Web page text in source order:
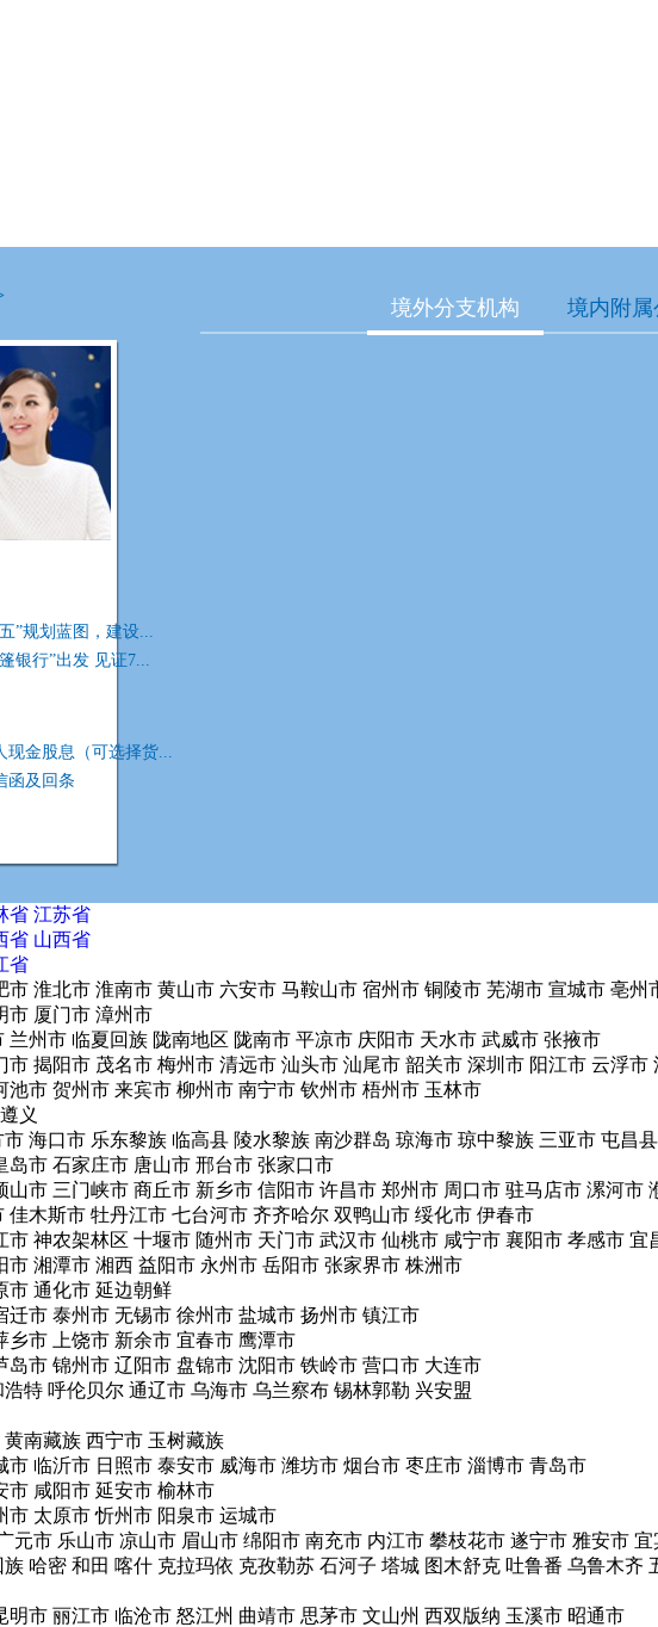
境外分支机构 境内附属
”规划蓝图，建设...
银行”出发 见证7...
现金股息（可选择货...
函及回条
京市分行 重庆市分行
西区分行 贵州省分行
北省分行黑龙江省分行
江苏省分行
门市分行新疆区分行
省 江苏省
省 山西省
省
市 淮北市 淮南市 黄山市 六安市 马鞍山市 宿州市 铜陵市 芜湖市 宣城市 亳州
市 厦门市 漳州市
兰州市 临夏回族 陇南地区 陇南市 平凉市 庆阳市 天水市 武威市 张掖市
市 揭阳市 茂名市 梅州市 清远市 汕头市 汕尾市 韶关市 深圳市 阳江市 云浮市
池市 贺州市 来宾市 柳州市 南宁市 钦州市 梧州市 玉林市
遵义
市 海口市 乐东黎族 临高县 陵水黎族 南沙群岛 琼海市 琼中黎族 三亚市 屯昌县
岛市 石家庄市 唐山市 邢台市 张家口市
山市 三门峡市 商丘市 新乡市 信阳市 许昌市 郑州市 周口市 驻马店市 漯河市
佳木斯市 牡丹江市 七台河市 齐齐哈尔 双鸭山市 绥化市 伊春市
市 神农架林区 十堰市 随州市 天门市 武汉市 仙桃市 咸宁市 襄阳市 孝感市 宜
市 湘潭市 湘西 益阳市 永州市 岳阳市 张家界市 株洲市
市 通化市 延边朝鲜
迁市 泰州市 无锡市 徐州市 盐城市 扬州市 镇江市
乡市 上饶市 新余市 宜春市 鹰潭市
岛市 锦州市 辽阳市 盘锦市 沈阳市 铁岭市 营口市 大连市
浩特 呼伦贝尔 通辽市 乌海市 乌兰察布 锡林郭勒 兴安盟
黄南藏族 西宁市 玉树藏族
市 临沂市 日照市 泰安市 威海市 潍坊市 烟台市 枣庄市 淄博市 青岛市
市 咸阳市 延安市 榆林市
市 太原市 忻州市 阳泉市 运城市
元市 乐山市 凉山市 眉山市 绵阳市 南充市 内江市 攀枝花市 遂宁市 雅安市 宜
族 哈密 和田 喀什 克拉玛依 克孜勒苏 石河子 塔城 图木舒克 吐鲁番 乌鲁木齐
明市 丽江市 临沧市 怒江州 曲靖市 思茅市 文山州 西双版纳 玉溪市 昭通市